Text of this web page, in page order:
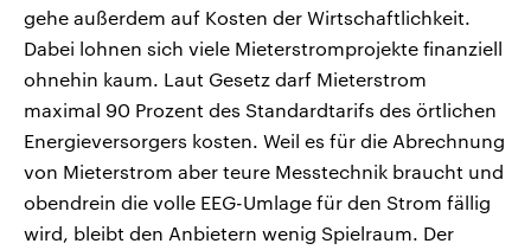
gehe außerdem auf Kosten der Wirtschaftlichkeit.
Dabei lohnen sich viele Mieterstromprojekte finanziell
ohnehin kaum. Laut Gesetz darf Mieterstrom
maximal 90 Prozent des Standardtarifs des örtlichen
Energieversorgers kosten. Weil es für die Abrechnung
von Mieterstrom aber teure Messtechnik braucht und
obendrein die volle EEG-Umlage für den Strom fällig
wird, bleibt den Anbietern wenig Spielraum. Der